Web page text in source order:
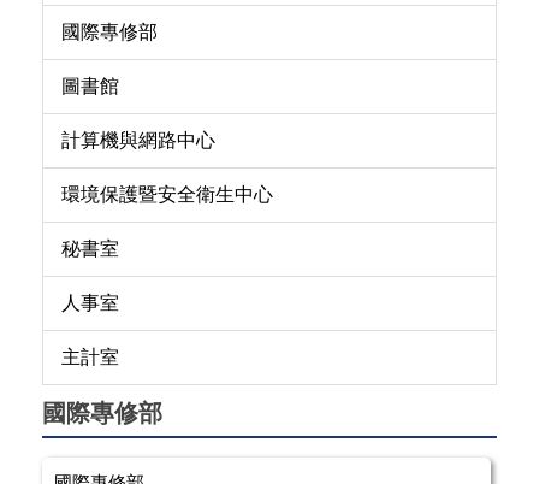
國際專修部
圖書館
計算機與網路中心
環境保護暨安全衛生中心
秘書室
人事室
主計室
國際專修部